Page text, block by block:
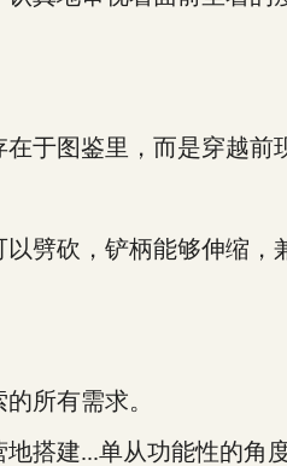
图鉴里，而是穿越前
砍，铲柄能够伸缩，
所有需求。
建...单从功能性的角度